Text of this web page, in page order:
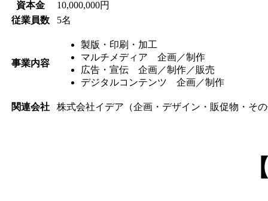
資本金
10,000,000円
従業員数
5名
事業内容
製版・印刷・加工
マルチメディア 企画／制作
広告・宣伝 企画／制作／販売
デジタルコンテンツ 企画／制作
関連会社 株式会社イデア（企画・デザイン・販促物・そ